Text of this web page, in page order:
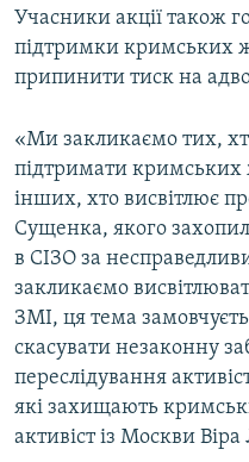
Учасники акції також
підтримки кримських
припинити тиск на
«Ми закликаємо тих,
підтримати кримських
інших, хто висвітлює
Сущенка, якого
в СІЗО за
закликаємо
ЗМІ, ця тема
скасувати незаконну
переслідування
які захищають
активіст із Москви